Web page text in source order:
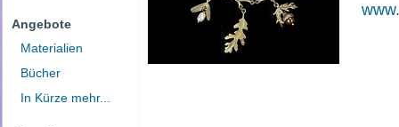
Angebote
Materialien
Bücher
In Kürze mehr...